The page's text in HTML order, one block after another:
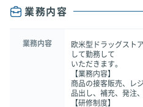
業務内容
業務内容
欧米型ドラッグスト
して勤務して
いただきます。
【業務内容】
商品の接客販売、レジ
品出し、補充、発注
【研修制度】